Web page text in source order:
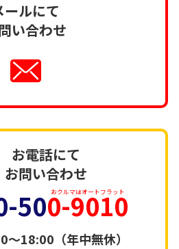
ールにて
い合わせ
お電話にて
お問い合わせ
500-9010
おクルマはオートフラット
～18:00（年中無休）